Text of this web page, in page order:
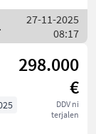
27-11-2025
08:17
298.000
€
DDV ni
terjalen